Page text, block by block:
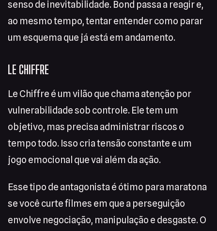
senso de inevitabilidade. Bond passa a reagir e,
ao mesmo tempo, tentar entender como parar
um esquema que já está em andamento.
LE CHIFFRE
Le Chiffre é um vilão que chama atenção por
vulnerabilidade sob controle. Ele tem um
objetivo, mas precisa administrar riscos o
tempo todo. Isso cria tensão constante e um
jogo emocional que vai além da ação.
Esse tipo de antagonista é ótimo para maratona
se você curte filmes em que a perseguição
envolve negociação, manipulação e desgaste. O